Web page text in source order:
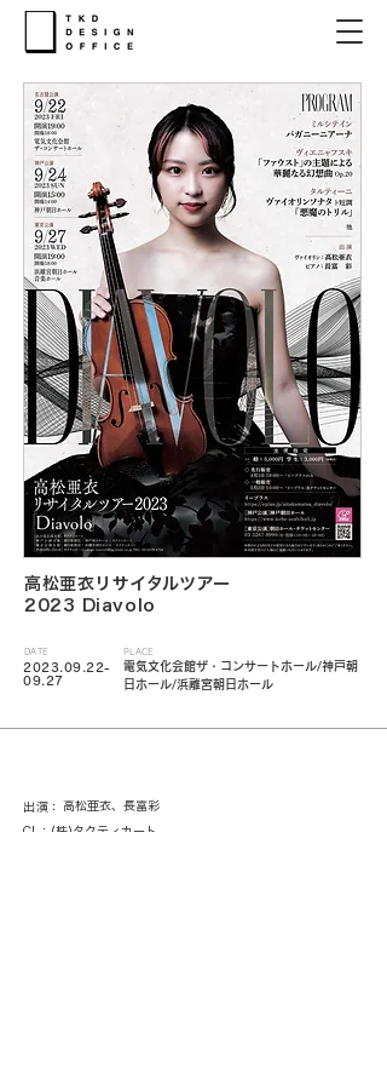
高松亜衣リサイタルツアー
2023 Diavolo
DATE PLACE
2023.09.22-
09.27
電気文化会館ザ・コンサートホール/神戸朝
日ホール/浜離宮朝日ホール
高松亜衣、長富彩
出演：
CL：(株)タクティカート